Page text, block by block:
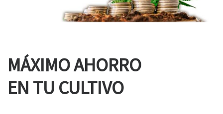
MÁXIMO AHORRO
EN TU CULTIVO